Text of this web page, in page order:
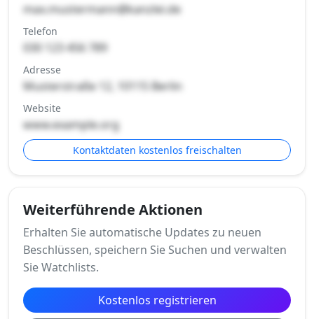
max.mustermann@kanzlei.de
Telefon
030 123 456 789
Adresse
Musterstraße 12, 10115 Berlin
Website
www.example.org
Kontaktdaten kostenlos freischalten
Weiterführende Aktionen
Erhalten Sie automatische Updates zu neuen
Beschlüssen, speichern Sie Suchen und verwalten
Sie Watchlists.
Kostenlos registrieren